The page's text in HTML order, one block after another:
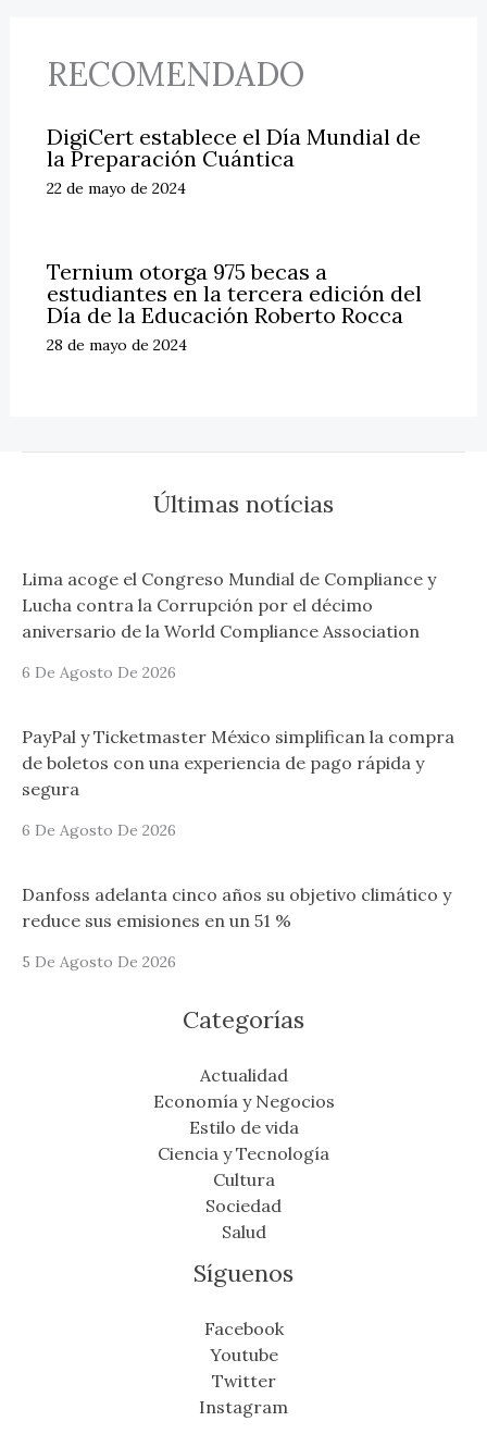
RECOMENDADO
DigiCert establece el Día Mundial de
la Preparación Cuántica
22 de mayo de 2024
Ternium otorga 975 becas a
estudiantes en la tercera edición del
Día de la Educación Roberto Rocca
28 de mayo de 2024
Últimas notícias
Lima acoge el Congreso Mundial de Compliance y
Lucha contra la Corrupción por el décimo
aniversario de la World Compliance Association
6 De Agosto De 2026
PayPal y Ticketmaster México simplifican la compra
de boletos con una experiencia de pago rápida y
segura
6 De Agosto De 2026
Danfoss adelanta cinco años su objetivo climático y
reduce sus emisiones en un 51 %
5 De Agosto De 2026
Categorías
Actualidad
Economía y Negocios
Estilo de vida
Ciencia y Tecnología
Cultura
Sociedad
Salud
Síguenos
Facebook
Youtube
Twitter
Instagram